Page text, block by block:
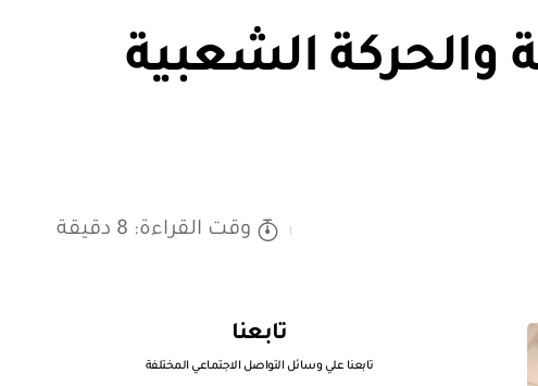
والحركة الشعبية
وقت القراءة: 8 دقيقة
تابعنا
تابعنا علي وسائل التواصل الاجتماعي المختلفة